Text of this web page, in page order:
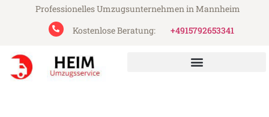
Professionelles Umzugsunternehmen in Mannheim
Kostenlose Beratung:
+4915792653341